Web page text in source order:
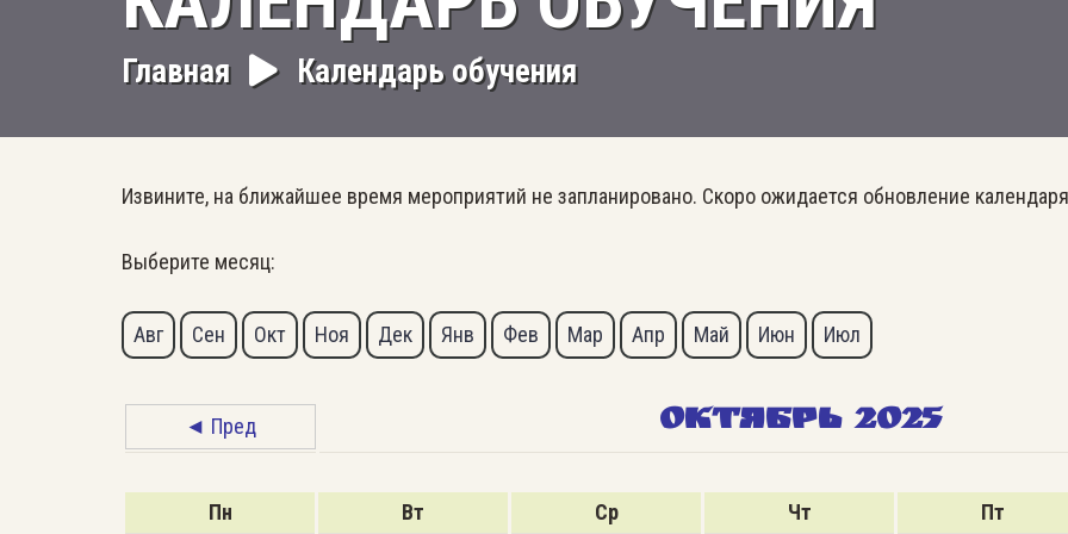
Главная Календарь обучения
Извините, на ближайшее время мероприятий не запланировано. Скоро ожидается обновление
Выберите месяц:
Авг Сен Окт Ноя Дек Янв Фев Мар Апр Май Июн Июл
◄ Пред ОКТЯБРЬ 2025
Пн Вт Ср Чт Пт